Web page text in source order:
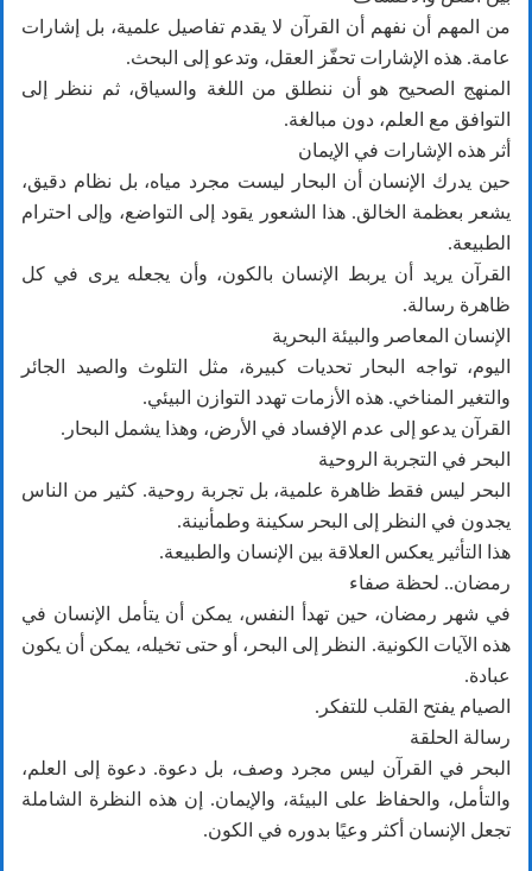
من المهم أن نفهم أن القرآن لا يقدم تفاصيل علمية، بل إشارات
عامة. هذه الإشارات تحفّز العقل، وتدعو إلى البحث.
المنهج الصحيح هو أن ننطلق من اللغة والسياق، ثم ننظر إلى
التوافق مع العلم، دون مبالغة.
أثر هذه الإشارات في الإيمان
حين يدرك الإنسان أن البحار ليست مجرد مياه، بل نظام دقيق،
يشعر بعظمة الخالق. هذا الشعور يقود إلى التواضع، وإلى احترام
الطبيعة.
القرآن يريد أن يربط الإنسان بالكون، وأن يجعله يرى في كل
ظاهرة رسالة.
الإنسان المعاصر والبيئة البحرية
اليوم، تواجه البحار تحديات كبيرة، مثل التلوث والصيد الجائر
والتغير المناخي. هذه الأزمات تهدد التوازن البيئي.
القرآن يدعو إلى عدم الإفساد في الأرض، وهذا يشمل البحار.
البحر في التجربة الروحية
البحر ليس فقط ظاهرة علمية، بل تجربة روحية. كثير من الناس
يجدون في النظر إلى البحر سكينة وطمأنينة.
هذا التأثير يعكس العلاقة بين الإنسان والطبيعة.
رمضان.. لحظة صفاء
في شهر رمضان، حين تهدأ النفس، يمكن أن يتأمل الإنسان في
هذه الآيات الكونية. النظر إلى البحر، أو حتى تخيله، يمكن أن يكون
عبادة.
الصيام يفتح القلب للتفكر.
رسالة الحلقة
البحر في القرآن ليس مجرد وصف، بل دعوة. دعوة إلى العلم،
والتأمل، والحفاظ على البيئة، والإيمان. إن هذه النظرة الشاملة
تجعل الإنسان أكثر وعيًا بدوره في الكون.